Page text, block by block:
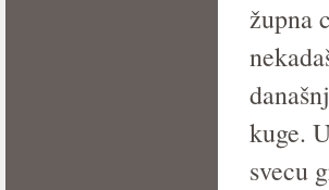
župna
kuge.
svecu